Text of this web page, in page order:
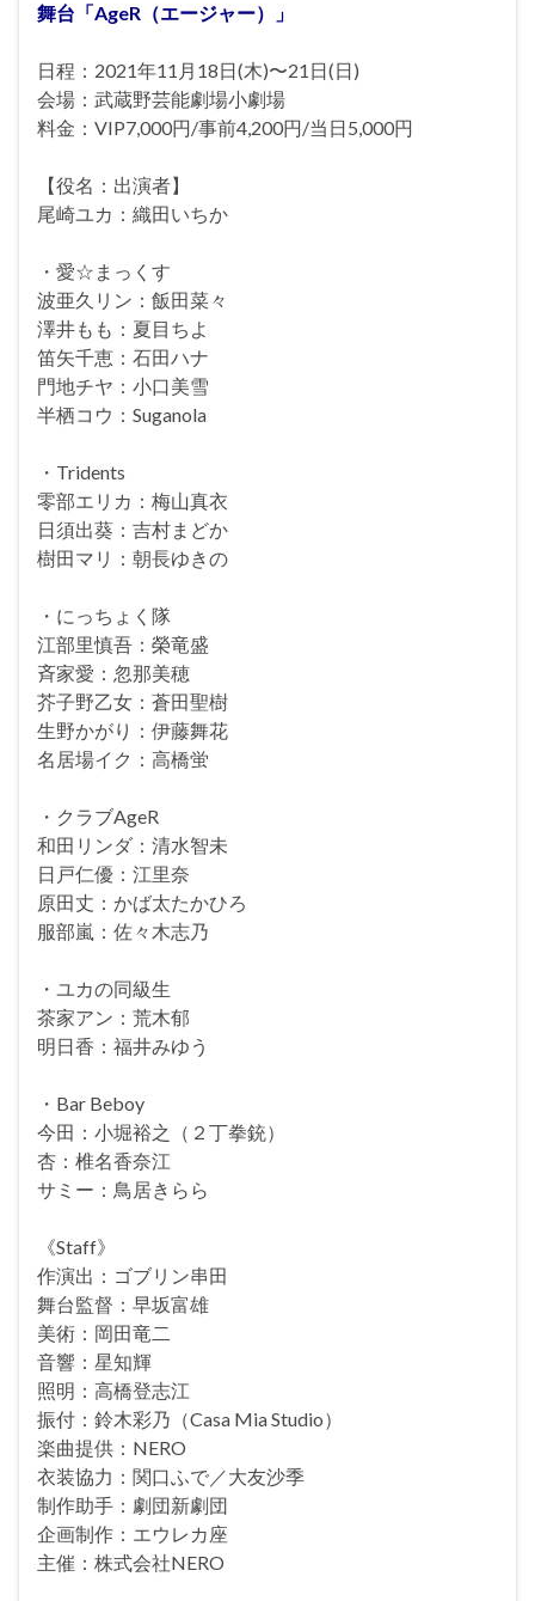
舞台「AgeR（エージャー）」
日程：2021年11月18日(木)〜21日(日)
会場：武蔵野芸能劇場小劇場
料金：VIP7,000円/事前4,200円/当日5,000円
【役名：出演者】
尾崎ユカ：織田いちか
・愛☆まっくす
波亜久リン：飯田菜々
澤井もも：夏目ちよ
笛矢千恵：石田ハナ
門地チヤ：小口美雪
半栖コウ：Suganola
・Tridents
零部エリカ：梅山真衣
日須出葵：吉村まどか
樹田マリ：朝長ゆきの
・にっちょく隊
江部里慎吾：榮竜盛
斉家愛：忽那美穂
芥子野乙女：蒼田聖樹
生野かがり：伊藤舞花
名居場イク：高橋蛍
・クラブAgeR
和田リンダ：清水智未
日戸仁優：江里奈
原田丈：かば太たかひろ
服部嵐：佐々木志乃
・ユカの同級生
茶家アン：荒木郁
明日香：福井みゆう
・Bar Beboy
今田：小堀裕之（２丁拳銃）
杏：椎名香奈江
サミー：鳥居きらら
《Staff》
作演出：ゴブリン串田
舞台監督：早坂富雄
美術：岡田竜二
音響：星知輝
照明：高橋登志江
振付：鈴木彩乃（Casa Mia Studio）
楽曲提供：NERO
衣装協力：関口ふで／大友沙季
制作助手：劇団新劇団
企画制作：エウレカ座
主催：株式会社NERO